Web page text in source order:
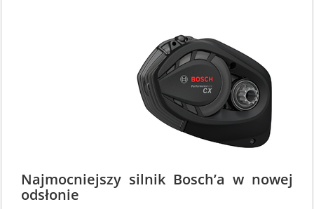
Najmocniejszy silnik Bosch’a w nowej
odsłonie